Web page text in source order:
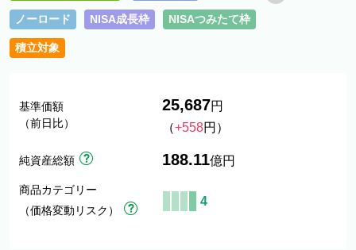
ノーロード NISA成長枠 NISAつみたて枠
積立対象
基準価額
（前日比）
25,687円
（+558円）
純資産総額 188.11億円
商品カテゴリー
（価格変動リスク）
4